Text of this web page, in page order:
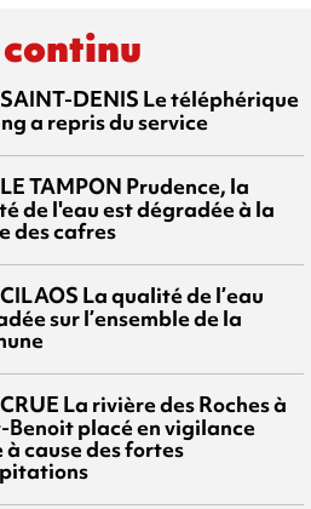
continu
SAINT-DENIS Le téléphérique
a repris du service
LE TAMPON Prudence, la
de l'eau est dégradée à la
des cafres
CILAOS La qualité de l’eau
sur l’ensemble de la
CRUE La rivière des Roches à
Benoit placé en vigilance
à cause des fortes